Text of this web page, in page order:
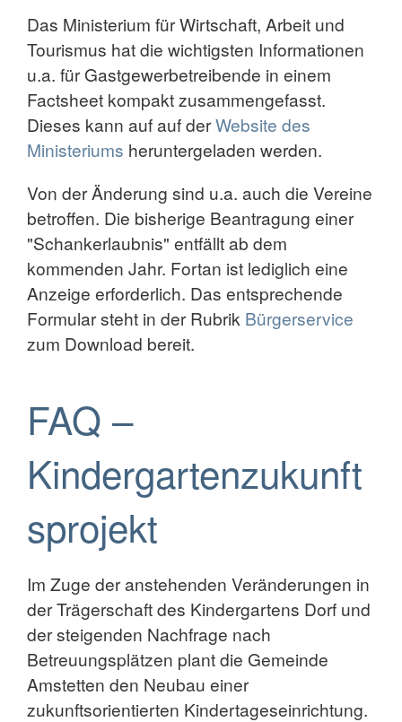
Das Ministerium für Wirtschaft, Arbeit und
Tourismus hat die wichtigsten Informationen
u.a. für Gastgewerbetreibende in einem
Factsheet kompakt zusammengefasst.
Dieses kann auf auf derWebsite des
Ministeriums heruntergeladen werden.
Von der Änderung sind u.a. auch die Vereine
betroffen. Die bisherige Beantragung einer
"Schankerlaubnis" entfällt ab dem
kommenden Jahr. Fortan ist lediglich eine
Anzeige erforderlich. Das entsprechende
Formular steht in der Rubrik Bürgerservice
zum Download bereit.
FAQ –
Kindergartenzukunft
sprojekt
Im Zuge der anstehenden Veränderungen in
der Trägerschaft des Kindergartens Dorf und
der steigenden Nachfrage nach
Betreuungsplätzen plant die Gemeinde
Amstetten den Neubau einer
zukunftsorientierten Kindertageseinrichtung.